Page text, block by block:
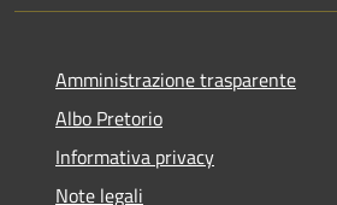
Amministrazione trasparente
Albo Pretorio
Informativa privacy
Note legali